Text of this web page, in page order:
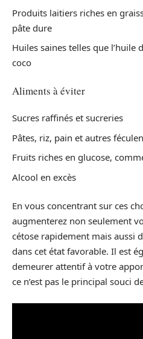
Produits laitiers riches en
pâte dure
Huiles saines telles que l’huile
coco
Aliments à éviter
Sucres raffinés et sucreries
Pâtes, riz, pain et autres
Fruits riches en glucose,
Alcool en excès
En vous concentrant sur ces
augmenterez non seulement
cétose rapidement mais aussi
dans cet état favorable. Il est
demeurer attentif à votre
ce n’est pas le principal souci